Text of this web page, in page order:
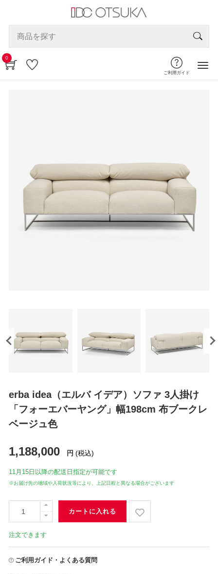
0
ご利用ガイド
erba idea（エルバ イデア）ソファ 3人掛け
「フォーエバーヤング」幅198cm 布ブークレ
ベージュ色
1,188,000 円 (税込)
11月15日 以降の配送日指定が可能です
※お届け先の地域や入荷状況等により、上記日程と異なる場合がございます
カートに入れる
注文できます
ご利用ガイド・よくある質問